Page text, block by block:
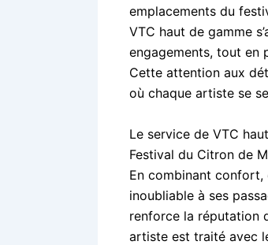
emplacements du
VTC haut de gamme
engagements, tout en
Cette attention aux
où chaque artiste se
Le service de VTC
Festival du Citron de
En combinant confort,
inoubliable à ses
renforce la réputation
artiste est traité avec